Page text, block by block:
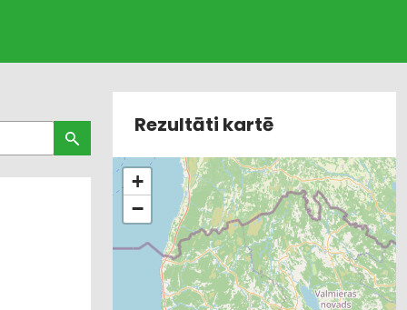
Rezultāti kartē
+
−